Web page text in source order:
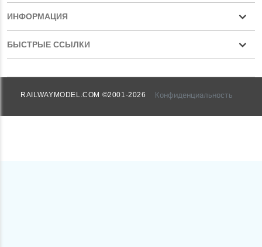
ИНФОРМАЦИЯ
БЫСТРЫЕ ССЫЛКИ
RAILWAYMODEL.COM ©2001-2026 Конфиденциальность